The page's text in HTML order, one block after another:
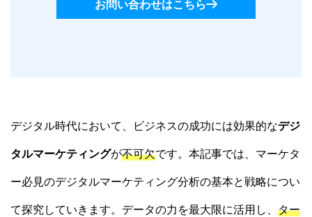
お問い合わせはこちら
デジタル時代において、ビジネスの成功には効果的なデジ
タルマーケティングが不可欠です。本記事では、マーケタ
ー必見のデジタルマーケティング分析の基本と戦略につい
て探究していきます。データの力を最大限に活用し、 ター